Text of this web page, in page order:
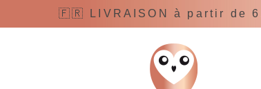
🇫🇷 LIVRAISON à partir de